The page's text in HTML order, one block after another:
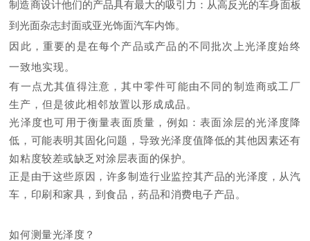
制造商设计他们的产品具有最大的吸引力：从高反光的车身面板
到光面杂志封面或亚光饰面汽车内饰。
因此，重要的是在每个产品或产品的不同批次上光泽度始终
一致地实现。
有一点尤其值得注意，其中零件可能由不同的制造商或工厂
生产，但是彼此相邻放置以形成成品。
光泽度也可用于衡量表面质量，例如：表面涂层的光泽度降
低，可能表明其固化问题，导致光泽度值降低的其他因素还有
如粘度较差或缺乏对涂层表面的保护。
正是由于这些原因，许多制造行业监控其产品的光泽度，从汽
车，印刷和家具，到食品，药品和消费电子产品。
如何测量光泽度？